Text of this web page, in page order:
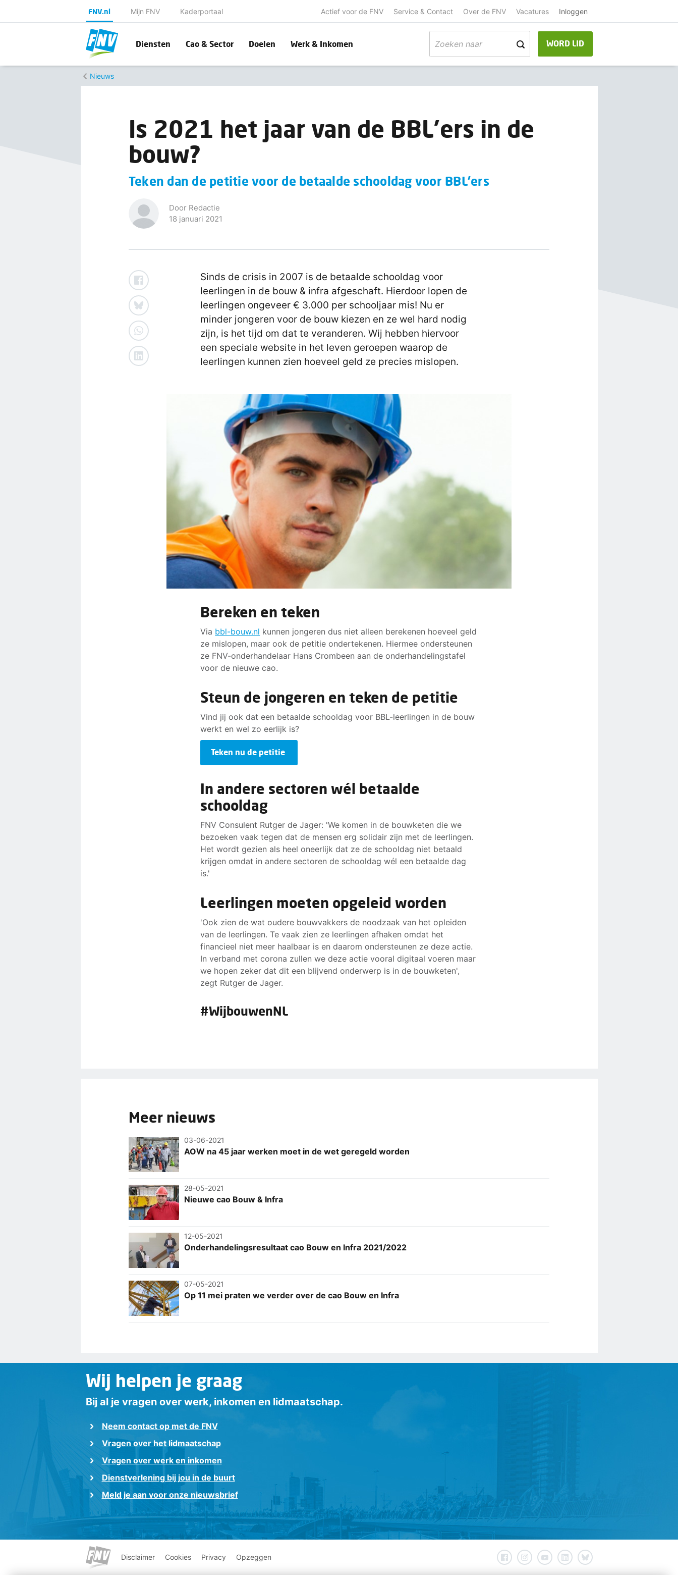
FNV.nl Mijn FNV Kaderportaal Actief voor de FNV Service & Contact Over de FNV Vacatures Inloggen
Diensten Cao & Sector Doelen Werk & Inkomen WORD LID
Nieuws
Is 2021 het jaar van de BBL’ers in de
bouw?
Teken dan de petitie voor de betaalde schooldag voor BBL'ers
Door Redactie
18 januari 2021
Sinds de crisis in 2007 is de betaalde schooldag voor
leerlingen in de bouw & infra afgeschaft. Hierdoor lopen de
leerlingen ongeveer € 3.000 per schooljaar mis! Nu er
minder jongeren voor de bouw kiezen en ze wel hard nodig
zijn, is het tijd om dat te veranderen. Wij hebben hiervoor
een speciale website in het leven geroepen waarop de
leerlingen kunnen zien hoeveel geld ze precies mislopen.
Bereken en teken
Via bbl-bouw.nl kunnen jongeren dus niet alleen berekenen hoeveel geld
ze mislopen, maar ook de petitie ondertekenen. Hiermee ondersteunen
ze FNV-onderhandelaar Hans Crombeen aan de onderhandelingstafel
voor de nieuwe cao.
Steun de jongeren en teken de petitie
Vind jij ook dat een betaalde schooldag voor BBL-leerlingen in de bouw
werkt en wel zo eerlijk is?
Teken nu de petitie
In andere sectoren wél betaalde
schooldag
FNV Consulent Rutger de Jager: 'We komen in de bouwketen die we
bezoeken vaak tegen dat de mensen erg solidair zijn met de leerlingen.
Het wordt gezien als heel oneerlijk dat ze de schooldag niet betaald
krijgen omdat in andere sectoren de schooldag wél een betaalde dag
is.'
Leerlingen moeten opgeleid worden
'Ook zien de wat oudere bouwvakkers de noodzaak van het opleiden
van de leerlingen. Te vaak zien ze leerlingen afhaken omdat het
financieel niet meer haalbaar is en daarom ondersteunen ze deze actie.
In verband met corona zullen we deze actie vooral digitaal voeren maar
we hopen zeker dat dit een blijvend onderwerp is in de bouwketen',
zegt Rutger de Jager.
#WijbouwenNL
Meer nieuws
03-06-2021
AOW na 45 jaar werken moet in de wet geregeld worden
28-05-2021
Nieuwe cao Bouw & Infra
12-05-2021
Onderhandelingsresultaat cao Bouw en Infra 2021/2022
07-05-2021
Op 11 mei praten we verder over de cao Bouw en Infra
Wij helpen je graag
Bij al je vragen over werk, inkomen en lidmaatschap.
Neem contact op met de FNV
Vragen over het lidmaatschap
Vragen over werk en inkomen
Dienstverlening bij jou in de buurt
Meld je aan voor onze nieuwsbrief
Disclaimer Cookies Privacy Opzeggen